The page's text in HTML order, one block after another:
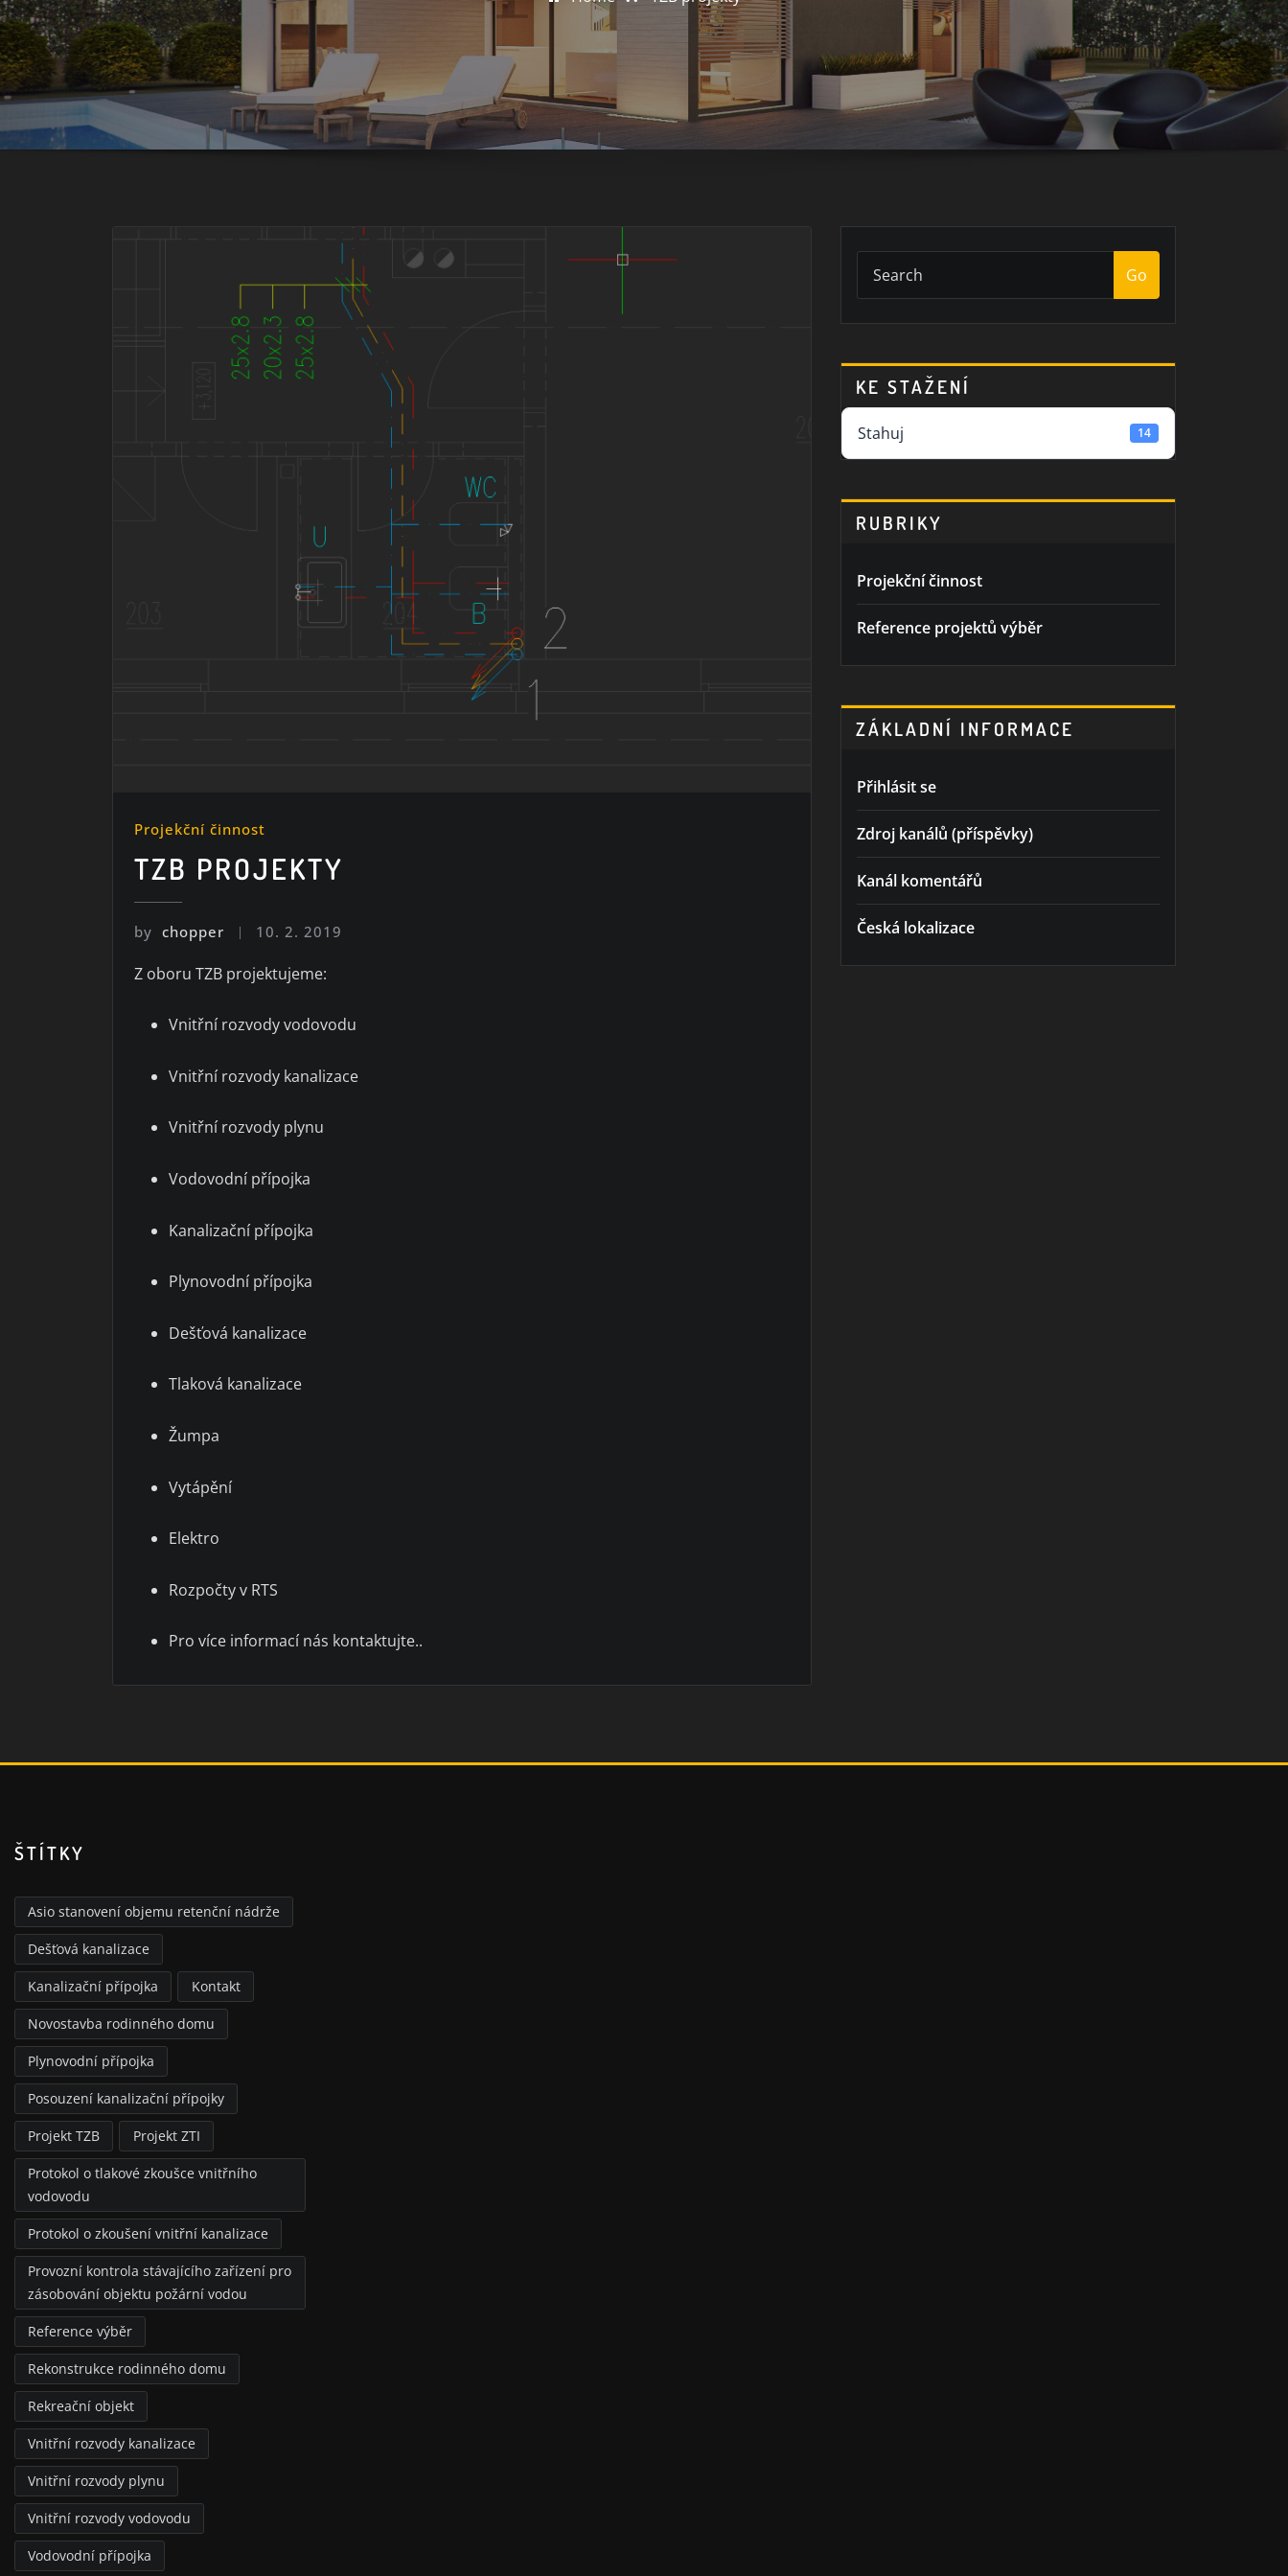
Projekční činnost
TZB PROJEKTY
by chopper 10. 2. 2019
Z oboru TZB projektujeme:
Vnitřní rozvody vodovodu
Vnitřní rozvody kanalizace
Vnitřní rozvody plynu
Vodovodní přípojka
Kanalizační přípojka
Plynovodní přípojka
Dešťová kanalizace
Tlaková kanalizace
Žumpa
Vytápění
Elektro
Rozpočty v RTS
Pro více informací nás kontaktujte..
Go
KE STAŽENÍ
Stahuj 14
RUBRIKY
Projekční činnost
Reference projektů výběr
ZÁKLADNÍ INFORMACE
Přihlásit se
Zdroj kanálů (příspěvky)
Kanál komentářů
Česká lokalizace
ŠTÍTKY
Asio stanovení objemu retenční nádrže
Dešťová kanalizace
Kanalizační přípojka Kontakt
Novostavba rodinného domu
Plynovodní přípojka
Posouzení kanalizační přípojky
Projekt TZB Projekt ZTI
Protokol o tlakové zkoušce vnitřního
vodovodu
Protokol o zkoušení vnitřní kanalizace
Provozní kontrola stávajícího zařízení pro
zásobování objektu požární vodou
Reference výběr
Rekonstrukce rodinného domu
Rekreační objekt
Vnitřní rozvody kanalizace
Vnitřní rozvody plynu
Vnitřní rozvody vodovodu
Vodovodní přípojka